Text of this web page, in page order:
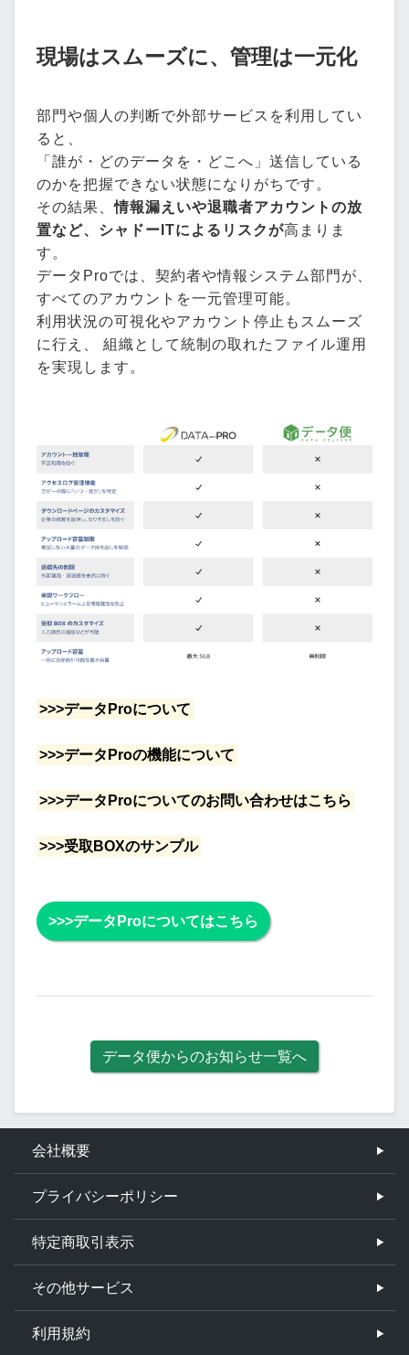
現場はスムーズに、管理は一元化
部門や個人の判断で外部サービスを利用してい
ると、
「誰が・どのデータを・どこへ」送信している
のかを把握できない状態になりがちです。
その結果、情報漏えいや退職者アカウントの放
置など、シャドーITによるリスクが高まりま
す。
データProでは、契約者や情報システム部門が、
すべてのアカウントを一元管理可能。
利用状況の可視化やアカウント停止もスムーズ
に行え、 組織として統制の取れたファイル運用
を実現します。
>>>データProについて
>>>データProの機能について
>>>データProについてのお問い合わせはこちら
>>>受取BOXのサンプル
>>>データProについてはこちら
データ便からのお知らせ一覧へ
会社概要
プライバシーポリシー
特定商取引表示
その他サービス
利用規約